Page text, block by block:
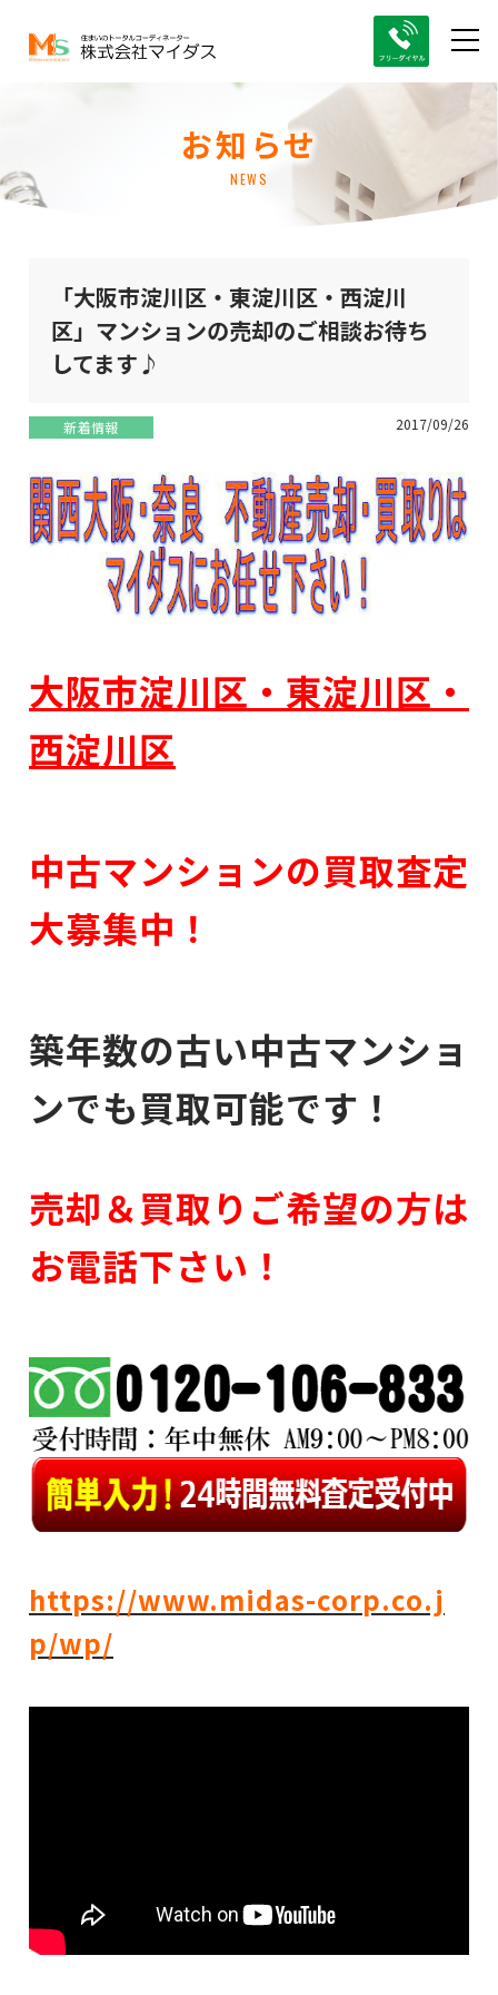
お知らせ
NEWS
「大阪市淀川区・東淀川区・西淀川
区」マンションの売却のご相談お待ち
してます♪
新着情報 2017/09/26
大阪市淀川区・東淀川区・
西淀川区
中古マンションの買取査定
大募集中！
築年数の古い中古マンショ
ンでも買取可能です！
売却＆買取りご希望の方は
お電話下さい！
https://www.midas-corp.co.j
p/wp/